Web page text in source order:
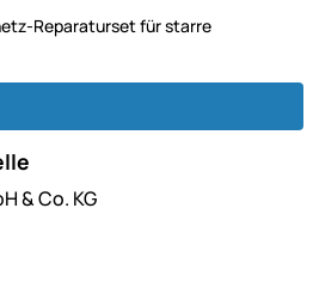
Reparaturset für starre
& Co. KG